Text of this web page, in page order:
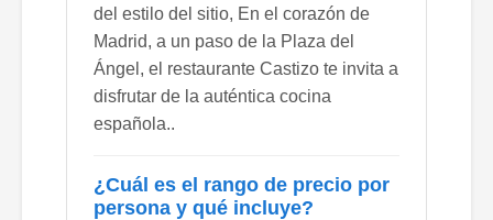
del estilo del sitio, En el corazón de
Madrid, a un paso de la Plaza del
Ángel, el restaurante Castizo te invita a
disfrutar de la auténtica cocina
española..
¿Cuál es el rango de precio por
persona y qué incluye?